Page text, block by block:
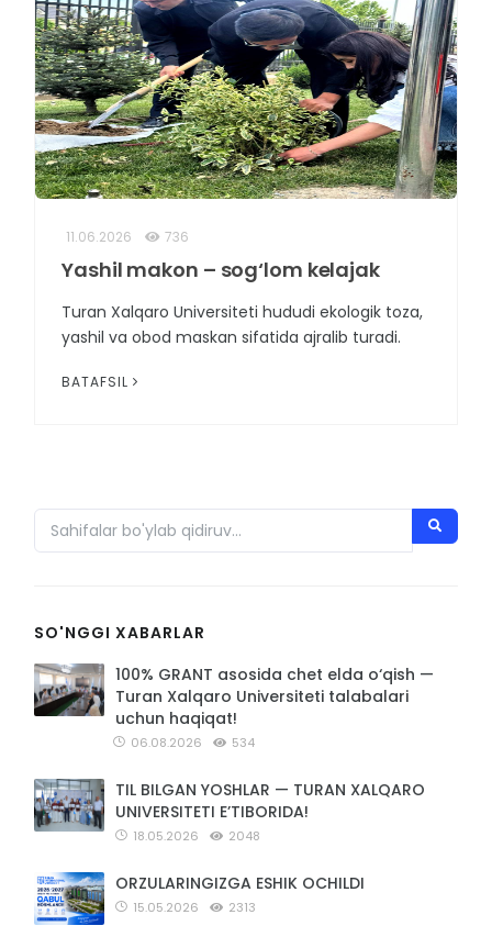
11.06.2026 736
Yashil makon – sog‘lom kelajak
Turan Xalqaro Universiteti hududi ekologik toza,
yashil va obod maskan sifatida ajralib turadi.
BATAFSIL
SO'NGGI XABARLAR
100% GRANT asosida chet elda o‘qish —
Turan Xalqaro Universiteti talabalari
uchun haqiqat!
06.08.2026 534
TIL BILGAN YOSHLAR — TURAN XALQARO
UNIVERSITETI E’TIBORIDA!
18.05.2026 2048
ORZULARINGIZGA ESHIK OCHILDI
15.05.2026 2313